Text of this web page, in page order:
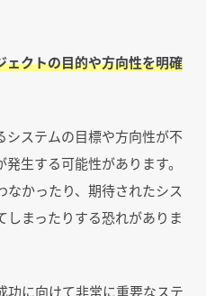
ェクトの目的や方向性を明確
ステムの目標や方向性が不
生する可能性があります。
かったり、期待されたシス
まったりする恐れがありま
功に向けて非常に重要なステ